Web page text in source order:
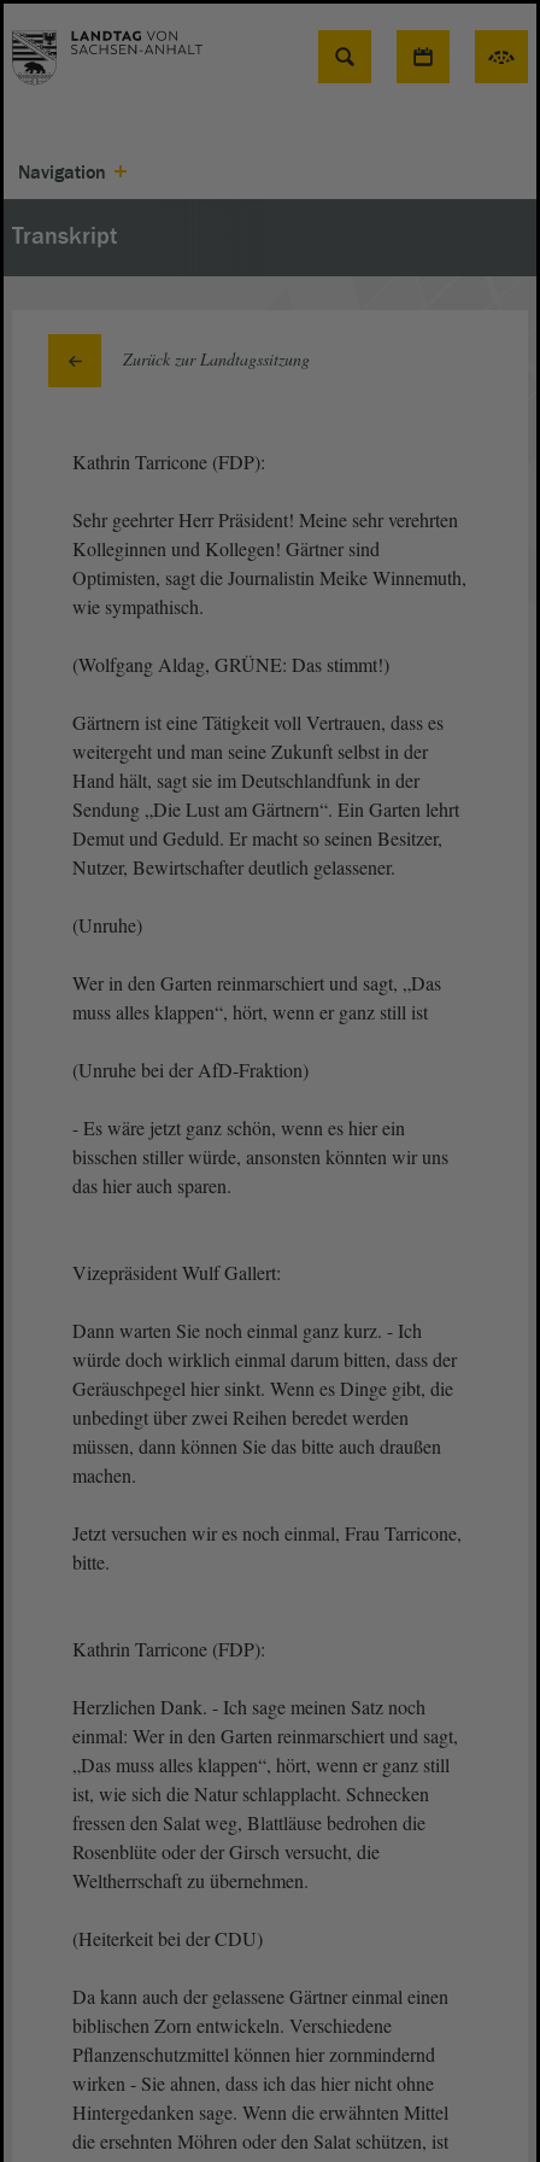
Suche
Navigation
Transkript
Zurück zur Landtagssitzung
Kathrin Tarricone (FDP):
Sehr geehrter Herr Präsident! Meine sehr verehrten
Kolleginnen und Kollegen! Gärtner sind
Optimisten, sagt die Journalistin Meike Winnemuth,
wie sympathisch.
(Wolfgang Aldag, GRÜNE: Das stimmt!)
Gärtnern ist eine Tätigkeit voll Vertrauen, dass es
weitergeht und man seine Zukunft selbst in der
Hand hält, sagt sie im Deutschlandfunk in der
Sendung „Die Lust am Gärtnern“. Ein Garten lehrt
Demut und Geduld. Er macht so seinen Besitzer,
Nutzer, Bewirtschafter deutlich gelassener.
(Unruhe)
Wer in den Garten reinmarschiert und sagt, „Das
muss alles klappen“, hört, wenn er ganz still ist
(Unruhe bei der AfD-Fraktion)
- Es wäre jetzt ganz schön, wenn es hier ein
bisschen stiller würde, ansonsten könnten wir uns
das hier auch sparen.
Vizepräsident Wulf Gallert:
Dann warten Sie noch einmal ganz kurz. - Ich
würde doch wirklich einmal darum bitten, dass der
Geräuschpegel hier sinkt. Wenn es Dinge gibt, die
unbedingt über zwei Reihen beredet werden
müssen, dann können Sie das bitte auch draußen
machen.
Jetzt versuchen wir es noch einmal, Frau Tarricone,
bitte.
Kathrin Tarricone (FDP):
Herzlichen Dank. - Ich sage meinen Satz noch
einmal: Wer in den Garten reinmarschiert und sagt,
„Das muss alles klappen“, hört, wenn er ganz still
ist, wie sich die Natur schlapplacht. Schnecken
fressen den Salat weg, Blattläuse bedrohen die
Rosenblüte oder der Girsch versucht, die
Weltherrschaft zu übernehmen.
(Heiterkeit bei der CDU)
Da kann auch der gelassene Gärtner einmal einen
biblischen Zorn entwickeln. Verschiedene
Pflanzenschutzmittel können hier zornmindernd
wirken - Sie ahnen, dass ich das hier nicht ohne
Hintergedanken sage. Wenn die erwähnten Mittel
die ersehnten Möhren oder den Salat schützen, ist